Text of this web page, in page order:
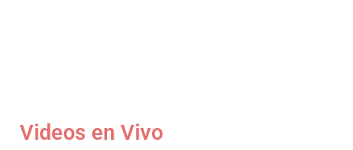
Videos en Vivo